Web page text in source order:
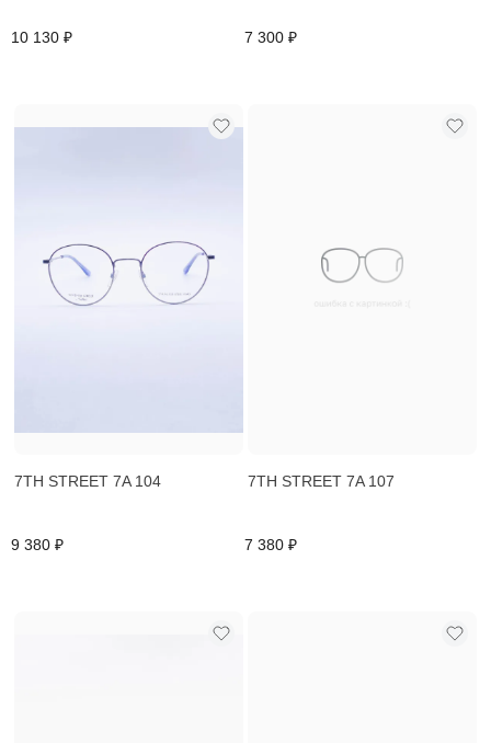
10 130 ₽ 7 300 ₽
7TH STREET 7A 104
9 380 ₽
7TH STREET 7A 107
7 380 ₽